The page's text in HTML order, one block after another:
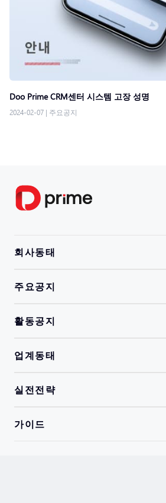
Doo Prime CRM센터 시스템 고장 성명
2024-02-07 | 주요공지
회사동태
주요공지
활동공지
업계동태
실전전략
가이드